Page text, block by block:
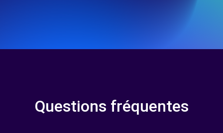
Questions fréquentes